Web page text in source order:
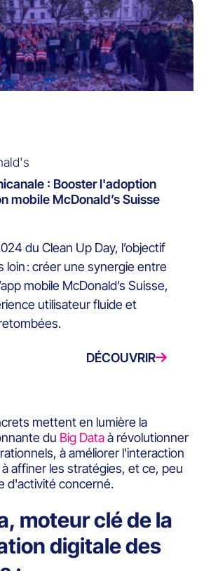
: Booster l'adoption
mobile McDonald’s Suisse
du Clean Up Day, l’objectif
loin : créer une synergie entre
mobile McDonald’s Suisse,
utilisateur fluide et
DÉCOUVRIR
mettent en lumière la
du Big Dataà révolutionner
à améliorer l'interaction
affiner les stratégies, et ce, peu
d'activité concerné.
moteur clé de la
digitale des